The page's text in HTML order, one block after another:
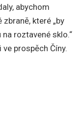
abychom
které „by
roztavené sklo.“
prospěch Číny.